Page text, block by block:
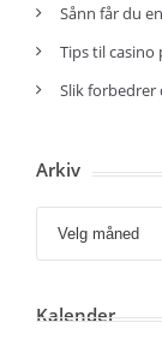
Sånn får du
Tips til
Slik forbedrer
Arkiv
Kalender